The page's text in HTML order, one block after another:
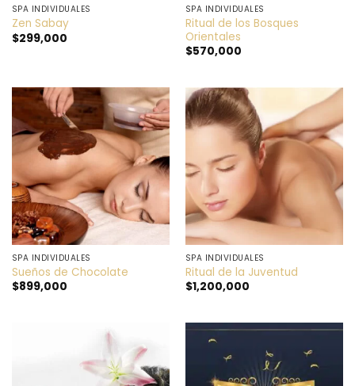
SPA INDIVIDUALES
Zen Sabay
$299,000
SPA INDIVIDUALES
Ritual de los Bosques
Orientales
$570,000
SPA INDIVIDUALES
Sueños de Chocolate
$899,000
SPA INDIVIDUALES
Ritual de la Juventud
$1,200,000